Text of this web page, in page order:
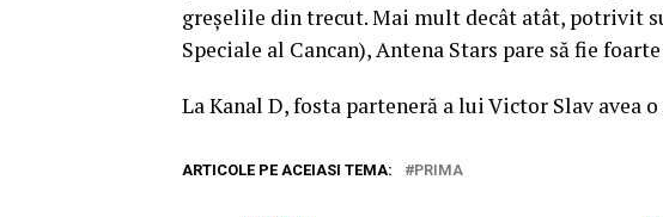
greşelile din trecut. Mai mult decât atât, potrivit
Speciale al Cancan), Antena Stars pare să fie
La Kanal D, fosta parteneră a lui Victor Slav avea
ARTICOLE PE ACEIASI TEMA: PRIMA